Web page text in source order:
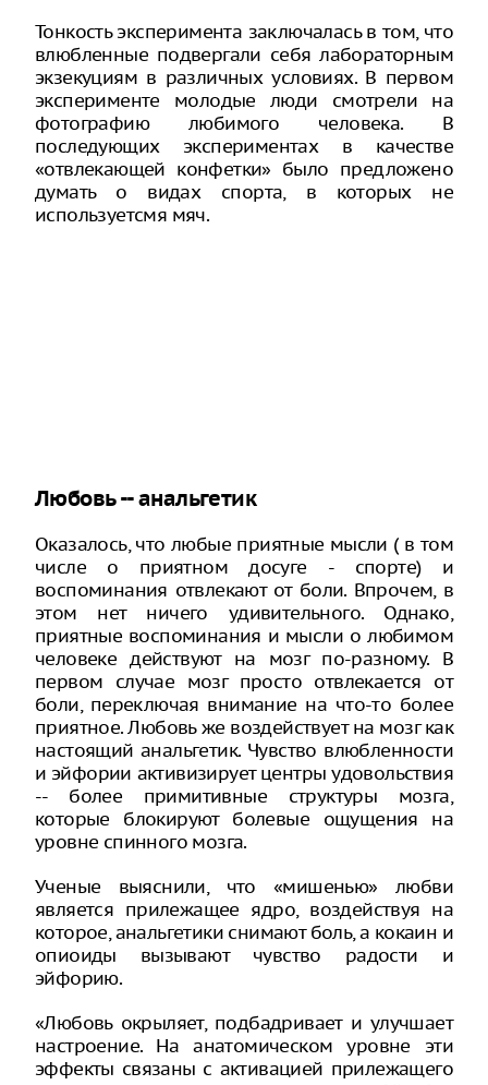
Тонкость эксперимента заключалась в том, что
влюбленные подвергали себя лабораторным
экзекуциям в различных условиях. В первом
эксперименте молодые люди смотрели на
фотографию любимого человека. В
последующих экспериментах в качестве
«отвлекающей конфетки» было предложено
думать о видах спорта, в которых не
используетсмя мяч.
Любовь -- анальгетик
Оказалось, что любые приятные мысли ( в том
числе о приятном досуге - спорте) и
воспоминания отвлекают от боли. Впрочем, в
этом нет ничего удивительного. Однако,
приятные воспоминания и мысли о любимом
человеке действуют на мозг по-разному. В
первом случае мозг просто отвлекается от
боли, переключая внимание на что-то более
приятное. Любовь же воздействует на мозг как
настоящий анальгетик. Чувство влюбленности
и эйфории активизирует центры удовольствия
-- более примитивные структуры мозга,
которые блокируют болевые ощущения на
уровне спинного мозга.
Ученые выяснили, что «мишенью» любви
является прилежащее ядро, воздействуя на
которое, анальгетики снимают боль, а кокаин и
опиоиды вызывают чувство радости и
эйфорию.
«Любовь окрыляет, подбадривает и улучшает
настроение. На анатомическом уровне эти
эффекты связаны с активацией прилежащего